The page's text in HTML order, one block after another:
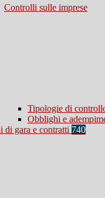
Controlli sulle imprese
Tipologie di
Obblighi e
di gara e contratti 740